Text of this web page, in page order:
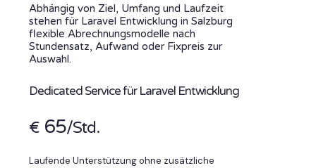
Abhängig von Ziel, Umfang und Laufzeit
stehen für Laravel Entwicklung in Salzburg
flexible Abrechnungsmodelle nach
Stundensatz, Aufwand oder Fixpreis zur
Auswahl.
Dedicated Service für Laravel Entwicklung
€ 65/Std.
Laufende Unterstützung ohne zusätzliche